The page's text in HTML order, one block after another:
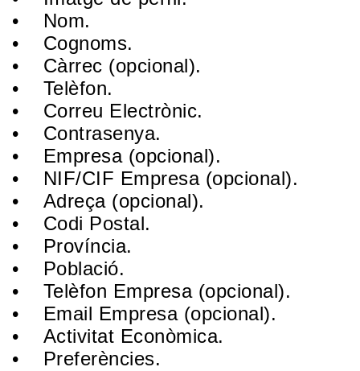
• Nom.
• Cognoms.
• Càrrec (opcional).
• Telèfon.
• Correu Electrònic.
• Contrasenya.
• Empresa (opcional).
• NIF/CIF Empresa (opcional).
• Adreça (opcional).
• Codi Postal.
• Província.
• Població.
• Telèfon Empresa (opcional).
• Email Empresa (opcional).
• Activitat Econòmica.
• Preferències.